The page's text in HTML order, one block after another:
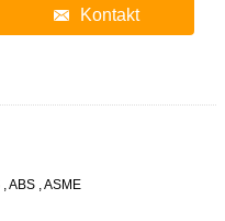
Kontakt
ABS , ASME